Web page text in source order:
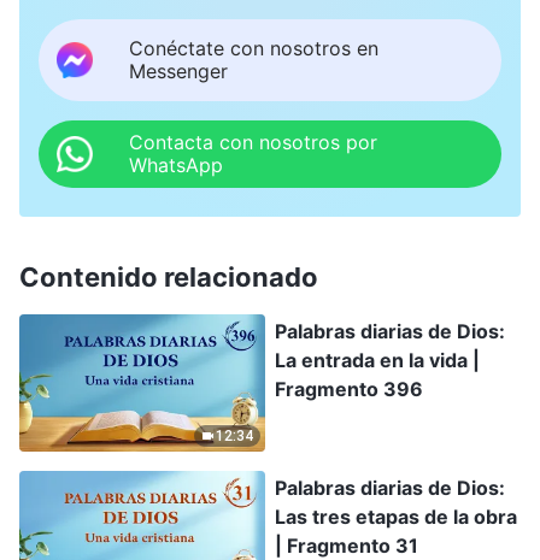
Conéctate con nosotros en
Messenger
Contacta con nosotros por
WhatsApp
Contenido relacionado
12:34
Palabras diarias de Dios:
La entrada en la vida |
Fragmento 396
Palabras diarias de Dios:
Las tres etapas de la obra
| Fragmento 31